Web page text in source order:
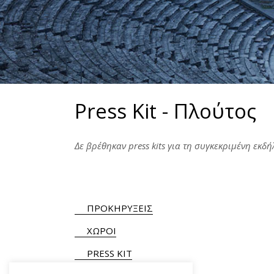
Press Kit - ​Πλούτος
Δε βρέθηκαν press kits για τη συγκεκριμένη
ΠΡΟΚΗΡΥΞΕΙΣ
ΧΩΡΟΙ
PRESS KIT